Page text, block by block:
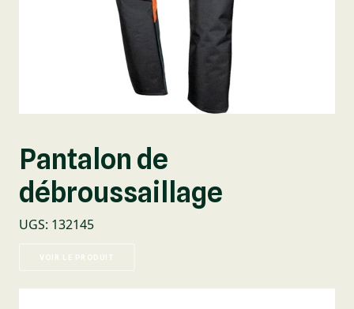
Pantalon de
débroussaillage
UGS: 132145
VOIR LE PRODUIT